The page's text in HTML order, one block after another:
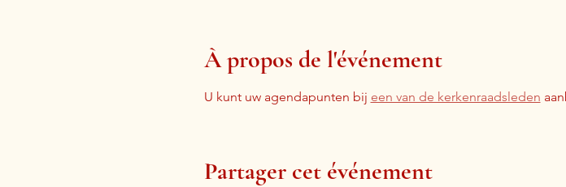
À propos de l'événement
U kunt uw agendapunten bij een van de kerkenraadsleden
Partager cet événement